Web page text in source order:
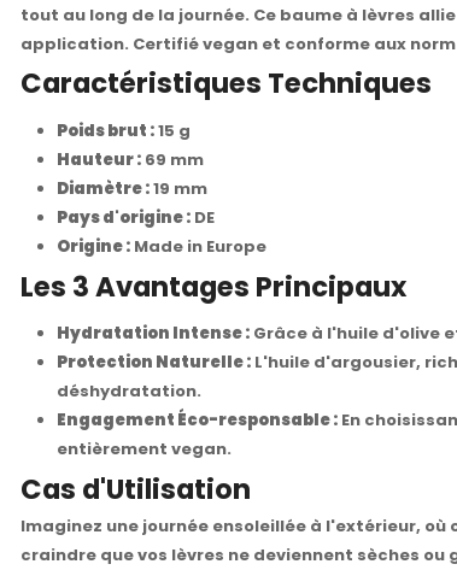
tout au long de la journée. Ce baume à lèvres
application. Certifié vegan et conforme aux
Caractéristiques Techniques
Poids brut :15 g
Hauteur : 69 mm
Diamètre :19 mm
Pays d'origine : DE
Origine : Made in Europe
Les 3 Avantages Principaux
Hydratation Intense : Grâce à l'huile d'olive
Protection Naturelle : L'huile d'argousier,
déshydratation.
Engagement Éco-responsable : En
entièrement vegan.
Cas d'Utilisation
Imaginez une journée ensoleillée à l'extérieur,
craindre que vos lèvres ne deviennent sèches